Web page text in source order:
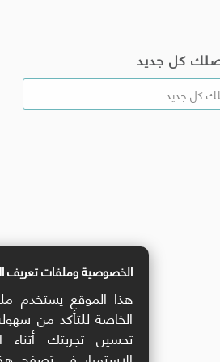
كل جديد
الخصوصية وملفات تعريف
هذا الموقع يستخدم
الخاصة للتأكد من
تحسين تجربتك